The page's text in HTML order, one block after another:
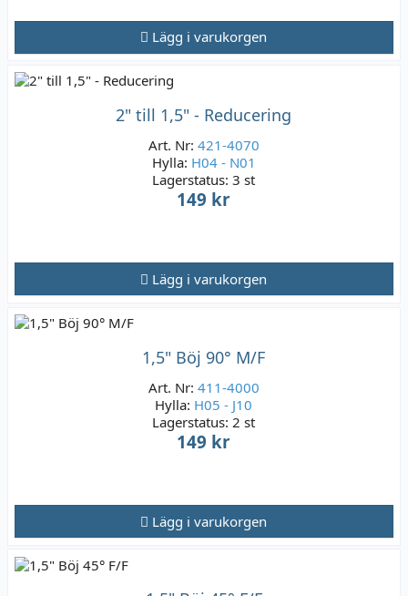
Lägg i varukorgen
2" till 1,5" - Reducering
Art. Nr: 421-4070
Hylla: H04 - N01
Lagerstatus:3 st
149 kr
Lägg i varukorgen
1,5" Böj 90° M/F
Art. Nr: 411-4000
Hylla: H05 - J10
Lagerstatus:2 st
149 kr
Lägg i varukorgen